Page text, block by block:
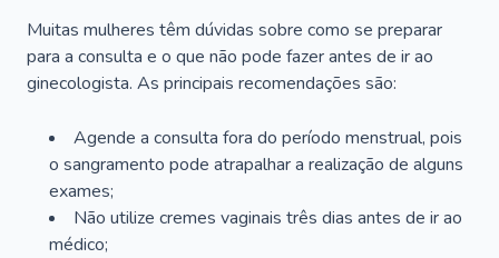
Muitas mulheres têm dúvidas sobre como se preparar
para a consulta e o que não pode fazer antes de ir ao
ginecologista. As principais recomendações são:
Agende a consulta fora do período menstrual, pois
o sangramento pode atrapalhar a realização de alguns
exames;
Não utilize cremes vaginais três dias antes de ir ao
médico;